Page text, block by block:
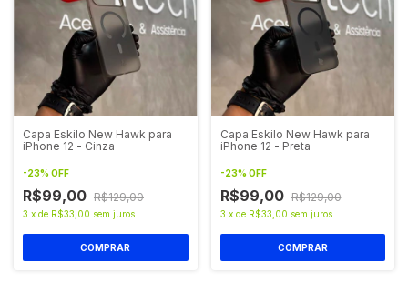
Capa Eskilo New Hawk para
iPhone 12 - Cinza
-23% OFF
R$99,00 R$129,00
3 x de R$33,00 sem juros
Capa Eskilo New Hawk para
iPhone 12 - Preta
-23% OFF
R$99,00 R$129,00
3 x de R$33,00 sem juros